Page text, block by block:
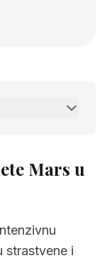
Mars u
strastvene i